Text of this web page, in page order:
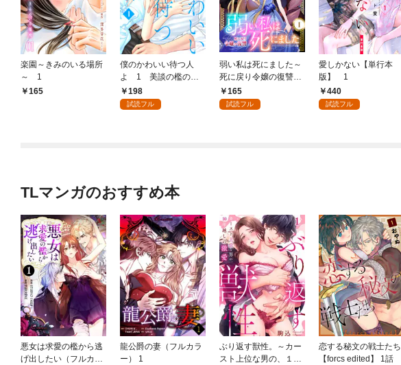
楽園～きみのいる場所
～ 1
165
僕のかわいい待つ人
よ 1 美談の檻のな
か198
試読フル
弱い私は死にました～
死に戻り令嬢の復讐
～ 1
165
試読フル
愛しかない【単行本
版】 1
440
試読フル
TLマンガのおすすめ本
悪女は求愛の檻から逃
げ出したい（フルカラ
龍公爵の妻（フルカラ
ー） 1
ぶり返す獣性。～カー
スト上位な男の、１０
恋する秘文の戦士たち
【forcs edited】 1話